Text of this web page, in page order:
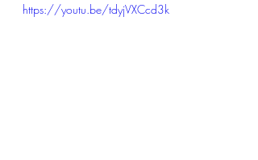
https://youtu.be/tdyjVXCcd3k